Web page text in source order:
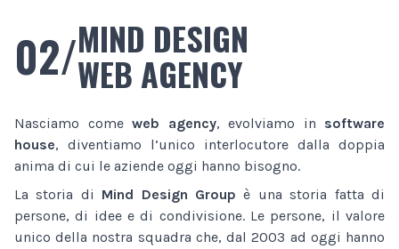
02/MIND DESIGN
WEB AGENCY
Nasciamo come web agency, evolviamo in software
house, diventiamo l’unico interlocutore dalla doppia
anima di cui le aziende oggi hanno bisogno.
La storia di Mind Design Group è una storia fatta di
persone, di idee e di condivisione. Le persone, il valore
unico della nostra squadra che, dal 2003 ad oggi hanno